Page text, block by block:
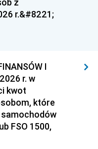
r.&#8221;
I
r. w
kwot
które
samochodów
FSO 1500,